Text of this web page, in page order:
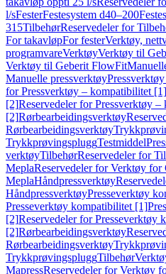
l/sFesterFestesystem d40–200
315TilbehørReservedeler for
For takavløpFor festerVerktøy,
programvareVerktøyVerktøy til
Verktøy til Geberit FlowFit
Manuelle pressverktøy
for Pressverktøy – kompatibilitet [1]
[2]Reservedeler for Pressverktøy
[2]Rørbearbeidingsverktøy
Rørbearbeidingsverktøy
TrykkprøvingspluggTestmiddel
verktøyTilbehørReservedeler for
MeplaReservedeler for Verktøy for
MeplaHåndpressverktøy
HåndpressverktøyPresseverktøy
Presseverktøy kompatibilitet [1]
[2]Reservedeler for Presseverktøy
[2]Rørbearbeidingsverktøy
Rørbearbeidingsverktøy
TrykkprøvingspluggTilbehør
MapressReservedeler for Verktøy